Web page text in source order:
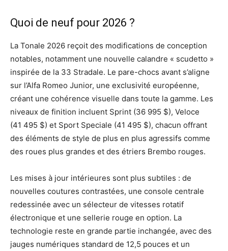
Quoi de neuf pour 2026 ?
La Tonale 2026 reçoit des modifications de conception
notables, notamment une nouvelle calandre « scudetto »
inspirée de la 33 Stradale. Le pare-chocs avant s’aligne
sur l’Alfa Romeo Junior, une exclusivité européenne,
créant une cohérence visuelle dans toute la gamme. Les
niveaux de finition incluent Sprint (36 995 $), Veloce
(41 495 $) et Sport Speciale (41 495 $), chacun offrant
des éléments de style de plus en plus agressifs comme
des roues plus grandes et des étriers Brembo rouges.
Les mises à jour intérieures sont plus subtiles : de
nouvelles coutures contrastées, une console centrale
redessinée avec un sélecteur de vitesses rotatif
électronique et une sellerie rouge en option. La
technologie reste en grande partie inchangée, avec des
jauges numériques standard de 12,5 pouces et un